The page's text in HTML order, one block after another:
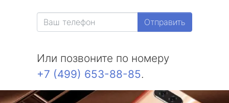
Отправить
Или позвоните по номеру
+7 (499) 653-88-85.